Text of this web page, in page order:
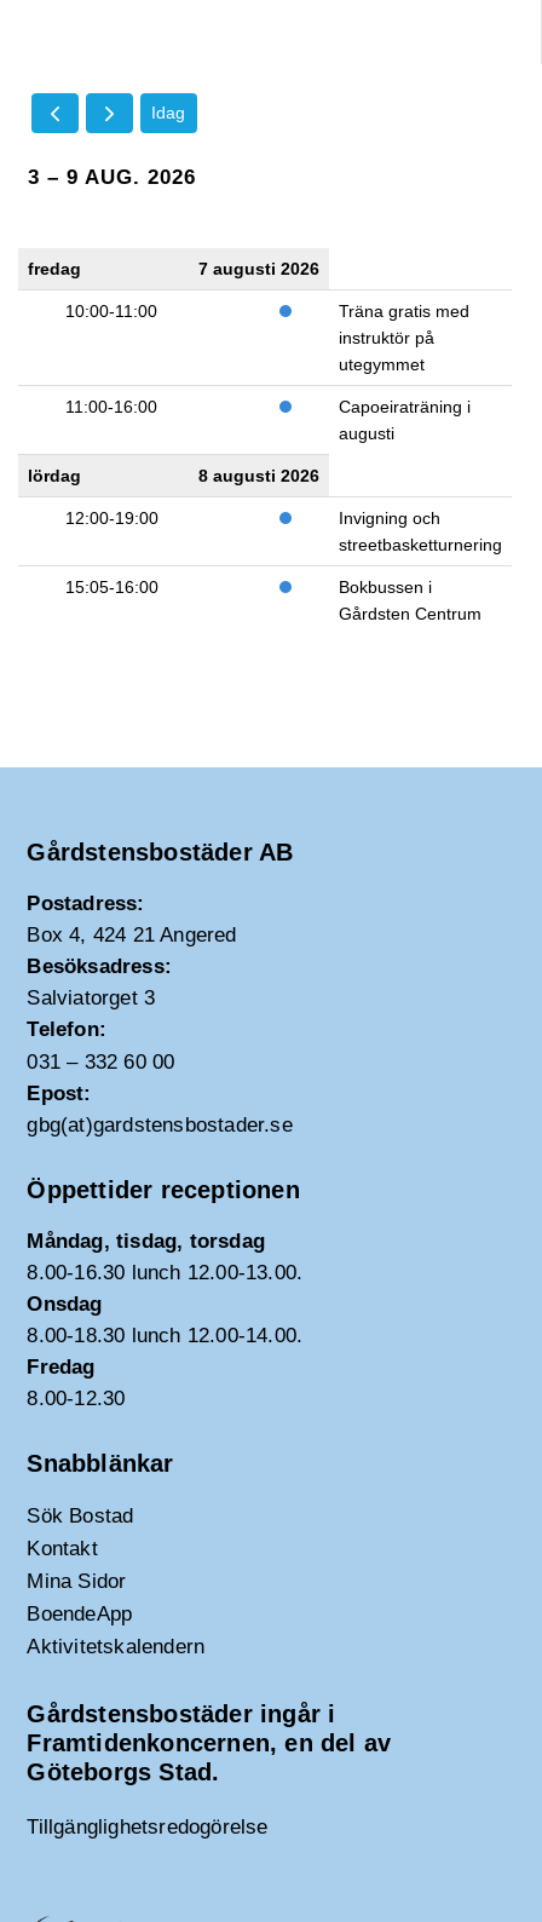
Idag
3 – 9 AUG. 2026
fredag 7 augusti 2026
10:00-11:00
Träna gratis med
instruktör på
utegymmet
11:00-16:00
Capoeiraträning i
augusti
lördag 8 augusti 2026
12:00-19:00
Invigning och
streetbasketturnering
15:05-16:00
Bokbussen i
Gårdsten Centrum
Gårdstensbostäder AB
Postadress:
Box 4, 424 21 Angered
Besöksadress:
Salviatorget 3
Telefon:
031 – 332 60 00
Epost:
gbg(at)gardstensbostader.se
Öppettider receptionen
Måndag, tisdag, torsdag
8.00-16.30 lunch 12.00-13.00.
Onsdag
8.00-18.30 lunch 12.00-14.00.
Fredag
8.00-12.30
Snabblänkar
Sök Bostad
Kontakt
Mina Sidor
BoendeApp
Aktivitetskalendern
Gårdstensbostäder ingår i
Framtidenkoncernen, en del av
Göteborgs Stad.
Tillgänglighetsredogörelse